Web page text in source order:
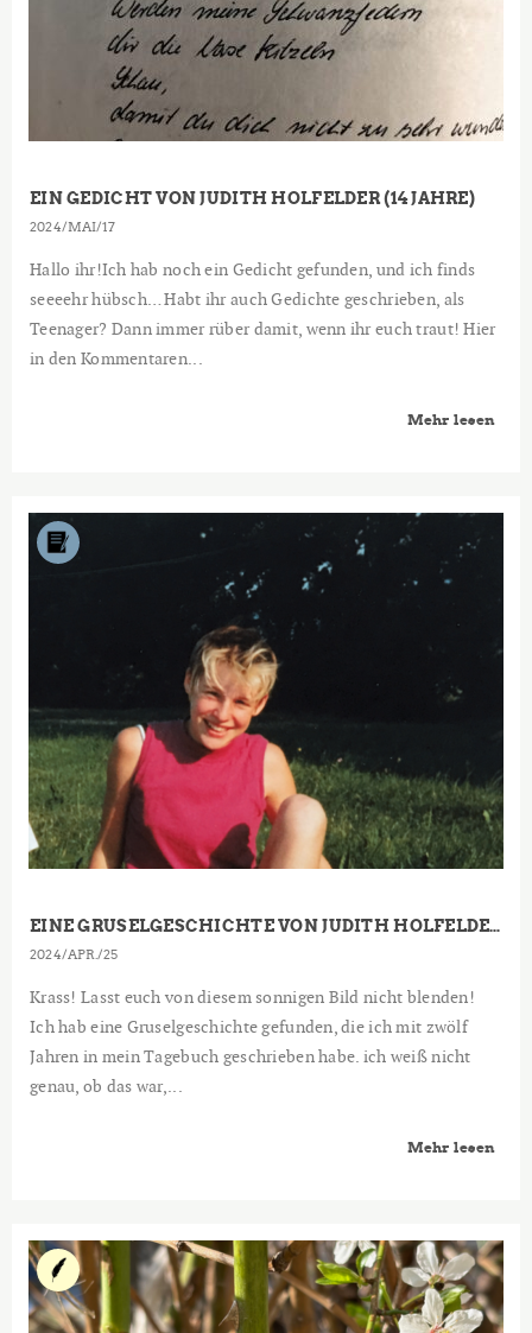
EIN GEDICHT VON JUDITH HOLFELDER (14 JAHRE)
2024 MAI 17
Hallo ihr!Ich hab noch ein Gedicht gefunden, und ich finds
seeeehr hübsch… Habt ihr auch Gedichte geschrieben, als
Teenager? Dann immer rüber damit, wenn ihr euch traut! Hier
in den Kommentaren...
Mehr lesen
EINE GRUSELGESCHICHTE VON JUDITH HOLFELDER (12 JAHRE)
2024 APR. 25
Krass! Lasst euch von diesem sonnigen Bild nicht blenden!
Ich hab eine Gruselgeschichte gefunden, die ich mit zwölf
Jahren in mein Tagebuch geschrieben habe. ich weiß nicht
genau, ob das war,...
Mehr lesen